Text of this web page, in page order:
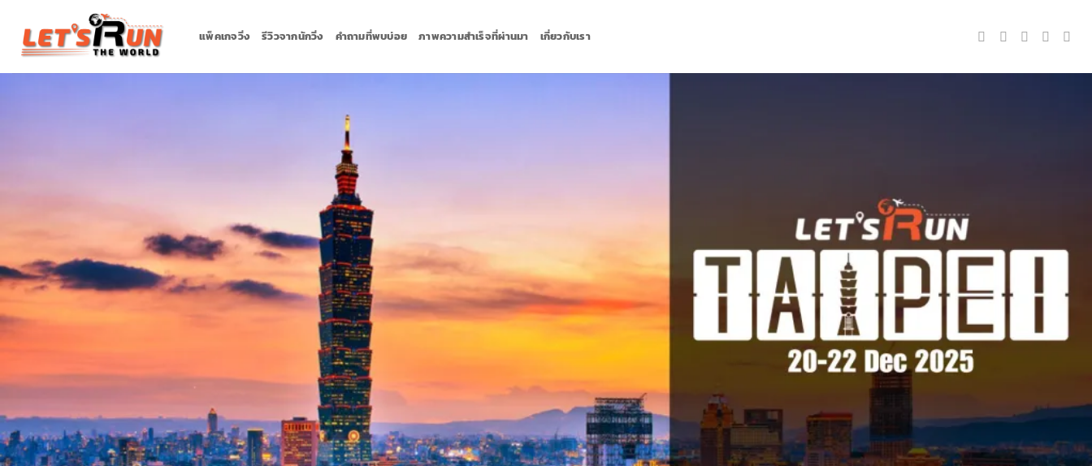
content
แพ็คเกจวิ่ง รีวิวจากนักวิ่ง คำถามที่พบบ่อย ภาพความสำเร็จที่ผ่านมา เกี่ยวกับเรา